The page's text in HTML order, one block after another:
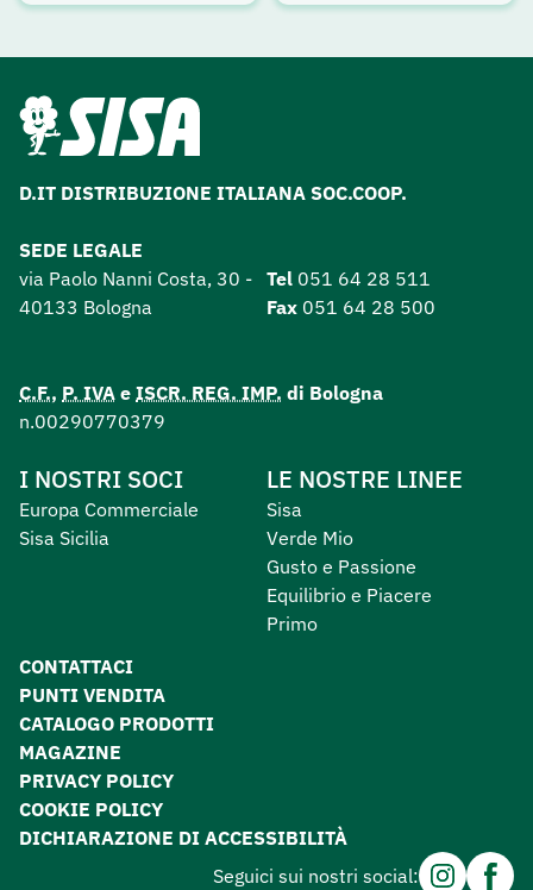
D.IT DISTRIBUZIONE ITALIANA SOC.COOP.
SEDE LEGALE
via Paolo Nanni Costa, 30 -
40133 Bologna
Tel 051 64 28 511
Fax 051 64 28 500
C.F., P. IVA e ISCR. REG. IMP. di Bologna
n.00290770379
I NOSTRI SOCI
Europa Commerciale
Sisa Sicilia
LE NOSTRE LINEE
Sisa
Verde Mio
Gusto e Passione
Equilibrio e Piacere
Primo
CONTATTACI
PUNTI VENDITA
CATALOGO PRODOTTI
MAGAZINE
PRIVACY POLICY
COOKIE POLICY
DICHIARAZIONE DI ACCESSIBILITÀ
Seguici sui nostri social:Instagram